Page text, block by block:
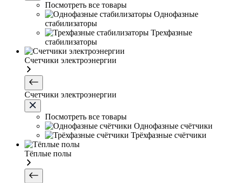
Посмотреть все товары
Однофазные
стабилизаторы
Трехфазные
стабилизаторы
Счетчики электроэнергии
Счетчики электроэнергии
Посмотреть все товары
Однофазные счётчики
Трёхфазные счётчики
Тёплые полы